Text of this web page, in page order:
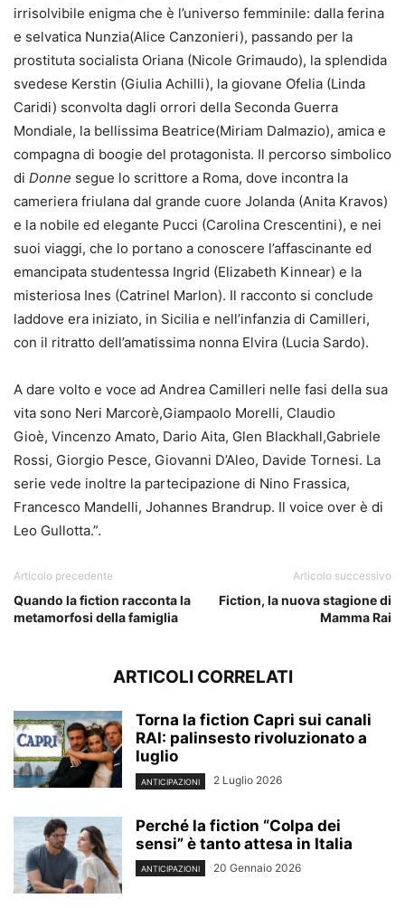
irrisolvibile enigma che è l’universo femminile: dalla ferina
e selvatica Nunzia(Alice Canzonieri), passando per la
prostituta socialista Oriana (Nicole Grimaudo), la splendida
svedese Kerstin (Giulia Achilli), la giovane Ofelia (Linda
Caridi) sconvolta dagli orrori della Seconda Guerra
Mondiale, la bellissima Beatrice(Miriam Dalmazio), amica e
compagna di boogie del protagonista. Il percorso simbolico
di Donne segue lo scrittore a Roma, dove incontra la
cameriera friulana dal grande cuore Jolanda (Anita Kravos)
e la nobile ed elegante Pucci (Carolina Crescentini), e nei
suoi viaggi, che lo portano a conoscere l’affascinante ed
emancipata studentessa Ingrid (Elizabeth Kinnear) e la
misteriosa Ines (Catrinel Marlon). Il racconto si conclude
laddove era iniziato, in Sicilia e nell’infanzia di Camilleri,
con il ritratto dell’amatissima nonna Elvira (Lucia Sardo).
A dare volto e voce ad Andrea Camilleri nelle fasi della sua
vita sono Neri Marcorè,Giampaolo Morelli, Claudio
Gioè, Vincenzo Amato, Dario Aita, Glen Blackhall,Gabriele
Rossi, Giorgio Pesce, Giovanni D’Aleo, Davide Tornesi. La
serie vede inoltre la partecipazione di Nino Frassica,
Francesco Mandelli, Johannes Brandrup. Il voice over è di
Leo Gullotta.”.
Articolo precedente
Quando la fiction racconta la
metamorfosi della famiglia
Articolo successivo
Fiction, la nuova stagione di
Mamma Rai
ARTICOLI CORRELATI
Torna la fiction Capri sui canali
RAI: palinsesto rivoluzionato a
luglio
ANTICIPAZIONI 2 Luglio 2026
Perché la fiction “Colpa dei
sensi” è tanto attesa in Italia
ANTICIPAZIONI 20 Gennaio 2026